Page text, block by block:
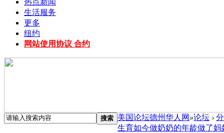
生活服务
更多
纽约
网站使用协议 合约
搜索 美国论坛德州华人网 »论坛 ›
生育如今做奶奶的年龄做了妈